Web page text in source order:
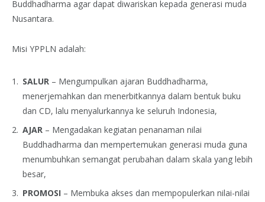
Buddhadharma agar dapat diwariskan kepada generasi muda
Nusantara.
Misi YPPLN adalah:
SALUR – Mengumpulkan ajaran Buddhadharma,
menerjemahkan dan menerbitkannya dalam bentuk buku
dan CD, lalu menyalurkannya ke seluruh Indonesia,
AJAR – Mengadakan kegiatan penanaman nilai
Buddhadharma dan mempertemukan generasi muda guna
menumbuhkan semangat perubahan dalam skala yang lebih
besar,
PROMOSI – Membuka akses dan mempopulerkan nilai-nilai